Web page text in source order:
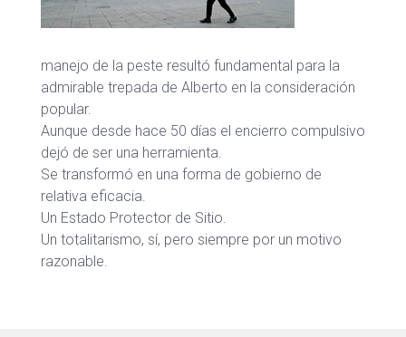
manejo de la peste resultó fundamental para la
admirable trepada de Alberto en la consideración
popular.
Aunque desde hace 50 días el encierro compulsivo
dejó de ser una herramienta.
Se transformó en una forma de gobierno de
relativa eficacia.
Un Estado Protector de Sitio.
Un totalitarismo, sí, pero siempre por un motivo
razonable.